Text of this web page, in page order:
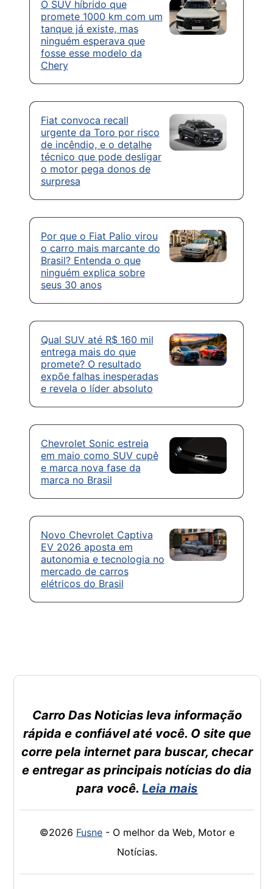
O SUV híbrido que
promete 1000 km com um
tanque já existe, mas
ninguém esperava que
fosse esse modelo da
Chery
Fiat convoca recall
urgente da Toro por risco
de incêndio, e o detalhe
técnico que pode desligar
o motor pega donos de
surpresa
Por que o Fiat Palio virou
o carro mais marcante do
Brasil? Entenda o que
ninguém explica sobre
seus 30 anos
Qual SUV até R$ 160 mil
entrega mais do que
promete? O resultado
expõe falhas inesperadas
e revela o líder absoluto
Chevrolet Sonic estreia
em maio como SUV cupê
e marca nova fase da
marca no Brasil
Novo Chevrolet Captiva
EV 2026 aposta em
autonomia e tecnologia no
mercado de carros
elétricos do Brasil
Carro Das Noticias leva informação
rápida e confiável até você. O site que
corre pela internet para buscar, checar
e entregar as principais notícias do dia
para você.Leia mais
©2026 Fusne- O melhor da Web, Motor e
Notícias.